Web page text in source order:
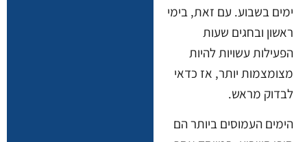
ימים בשבוע. עם זאת, בימי
ראשון ובחגים שעות
הפעילות עשויות להיות
מצומצמות יותר, אז כדאי
לבדוק מראש.
הימים העמוסים ביותר הם